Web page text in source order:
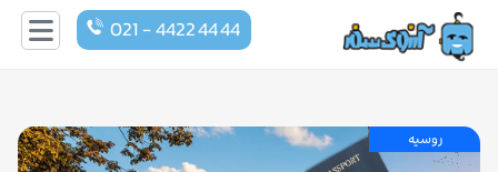
021 - 4422 44 44
روسیه